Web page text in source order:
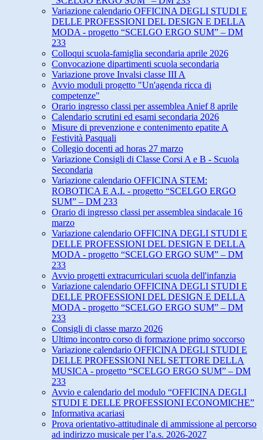
Variazione calendario OFFICINA DEGLI STUDI E
DELLE PROFESSIONI DEL DESIGN E DELLA
MODA - progetto “SCELGO ERGO SUM” – DM
233
Colloqui scuola-famiglia secondaria aprile 2026
Convocazione dipartimenti scuola secondaria
Variazione prove Invalsi classe III A
Avvio moduli progetto "Un'agenda ricca di
competenze"
Orario ingresso classi per assemblea Anief 8 aprile
Calendario scrutini ed esami secondaria 2026
Misure di prevenzione e contenimento epatite A
Festività Pasquali
Collegio docenti ad horas 27 marzo
Variazione Consigli di Classe Corsi A e B - Scuola
Secondaria
Variazione calendario OFFICINA STEM:
ROBOTICA E A.I. - progetto “SCELGO ERGO
SUM” – DM 233
Orario di ingresso classi per assemblea sindacale 16
marzo
Variazione calendario OFFICINA DEGLI STUDI E
DELLE PROFESSIONI DEL DESIGN E DELLA
MODA - progetto “SCELGO ERGO SUM” – DM
233
Avvio progetti extracurriculari scuola dell'infanzia
Variazione calendario OFFICINA DEGLI STUDI E
DELLE PROFESSIONI DEL DESIGN E DELLA
MODA - progetto “SCELGO ERGO SUM” – DM
233
Consigli di classe marzo 2026
Ultimo incontro corso di formazione primo soccorso
Variazione calendario OFFICINA DEGLI STUDI E
DELLE PROFESSIONI NEL SETTORE DELLA
MUSICA - progetto “SCELGO ERGO SUM” – DM
233
Avvio e calendario del modulo “OFFICINA DEGLI
STUDI E DELLE PROFESSIONI ECONOMICHE”
Informativa acariasi
Prova orientativo-attitudinale di ammissione al percorso
ad indirizzo musicale per l’a.s. 2026-2027